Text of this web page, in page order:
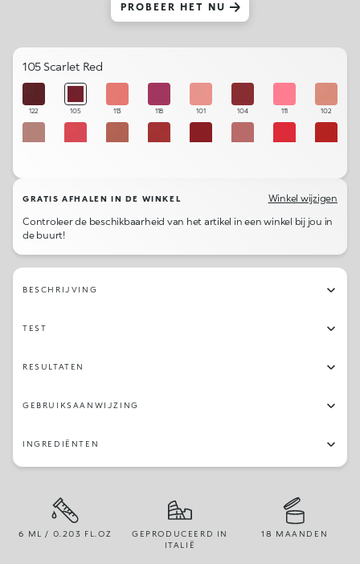
PROBEER HET NU
105 Scarlet Red
122 105 113 118 101 104 111 102
GRATIS AFHALEN IN DE WINKEL
Winkel wijzigen
Controleer de beschikbaarheid van het artikel in een winkel bij jou in
de buurt!
BESCHRIJVING
TEST
RESULTATEN
GEBRUIKSAANWIJZING
INGREDIËNTEN
6 ML / 0.203 FL.OZ
GEPRODUCEERD IN
ITALIË
18 MAANDEN